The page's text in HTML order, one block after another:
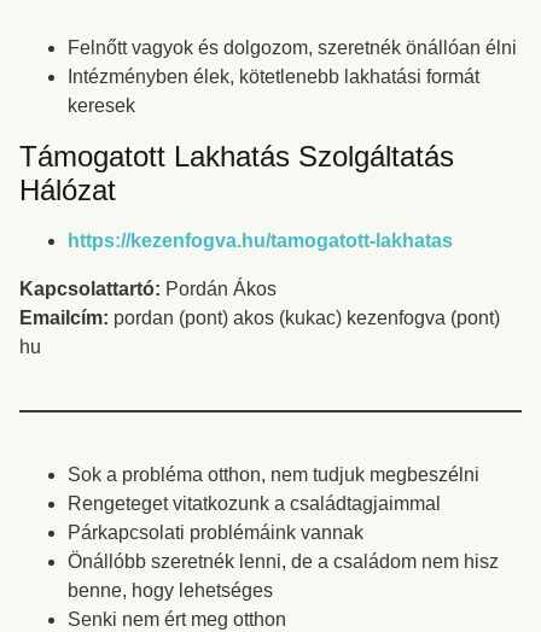
Felnőtt vagyok és dolgozom, szeretnék önállóan élni
Intézményben élek, kötetlenebb lakhatási formát
keresek
Támogatott Lakhatás Szolgáltatás
Hálózat
https://kezenfogva.hu/tamogatott-lakhatas
Kapcsolattartó: Pordán Ákos
Emailcím: pordan (pont) akos (kukac) kezenfogva (pont)
hu
Sok a probléma otthon, nem tudjuk megbeszélni
Rengeteget vitatkozunk a családtagjaimmal
Párkapcsolati problémáink vannak
Önállóbb szeretnék lenni, de a családom nem hisz
benne, hogy lehetséges
Senki nem ért meg otthon